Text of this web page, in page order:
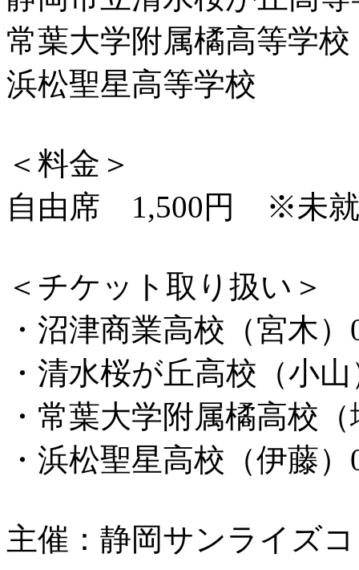
常葉大学附属橘高等学校
浜松聖星高等学校
＜料金＞
自由席 1,500円 ※未就
＜チケット取り扱い＞
・沼津商業高校（宮木）
・清水桜が丘高校（小
・常葉大学附属橘高校
・浜松聖星高校（伊藤）
主催：静岡サンライズ